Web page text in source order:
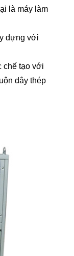
là máy làm
dựng với
chế tạo với
dây thép